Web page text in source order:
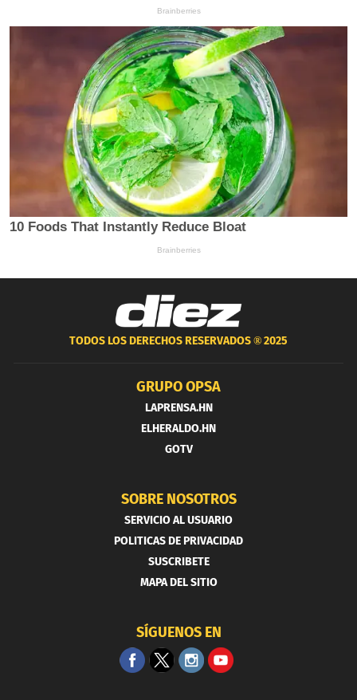
TODOS LOS DERECHOS RESERVADOS ®2025
GRUPO OPSA
LAPRENSA.HN
ELHERALDO.HN
GOTV
SOBRE NOSOTROS
SERVICIO AL USUARIO
POLITICAS DE PRIVACIDAD
SUSCRIBETE
MAPA DEL SITIO
SÍGUENOS EN